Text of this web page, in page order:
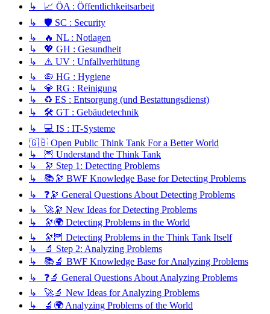
↳ 📈 ÖA : Öffentlichkeitsarbeit
↳ 🛡️ SC : Security
↳ 🔥 NL : Notlagen
↳ 💖 GH : Gesundheit
↳ ⚠️ UV : Unfallverhütung
↳ 🦠 HG : Hygiene
↳ 💎 RG : Reinigung
↳ ♻️ ES : Entsorgung (und Bestattungsdienst)
↳ 🛠️ GT : Gebäudetechnik
↳ 💻 IS : IT-Systeme
🇬🇧 Open Public Think Tank For a Better World
↳ 🦉 Understand the Think Tank
↳ 🔭 Step 1: Detecting Problems
↳ 📚🔭 BWF Knowledge Base for Detecting Problems
↳ ❓🔭 General Questions About Detecting Problems
↳ 🚀🔭 New Ideas for Detecting Problems
↳ 🔭🌍 Detecting Problems in the World
↳ 🔭🦉 Detecting Problems in the Think Tank Itself
↳ 🔬 Step 2: Analyzing Problems
↳ 📚🔬 BWF Knowledge Base for Analyzing Problems
↳ ❓🔬 General Questions About Analyzing Problems
↳ 🚀🔬 New Ideas for Analyzing Problems
↳ 🔬🌍 Analyzing Problems of the World